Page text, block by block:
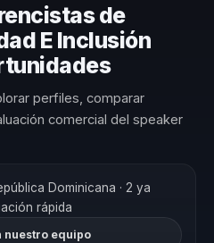
de
E Inclusión
perfiles, comparar
comercial del speaker
Dominicana · 2 ya
rápida
nuestro equipo